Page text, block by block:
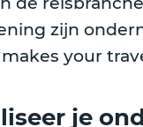
zijn
your
je